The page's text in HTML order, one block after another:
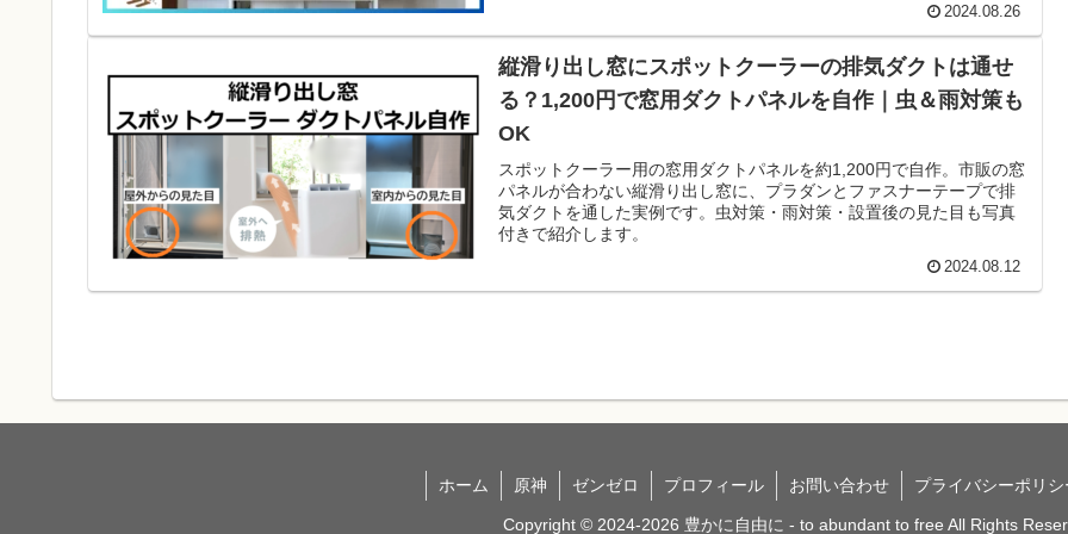
2024.08.26
縦滑り出し窓にスポットクーラーの排気ダクトは通せ
る？1,200円で窓用ダクトパネルを自作｜虫＆雨対策も
OK
スポットクーラー用の窓用ダクトパネルを約1,200円で自作。市販の窓
パネルが合わない縦滑り出し窓に、プラダンとファスナーテープで排
気ダクトを通した実例です。虫対策・雨対策・設置後の見た目も写真
付きで紹介します。
2024.08.12
ホーム 原神 ゼンゼロ プロフィール お問い合わせ プライバシーポリ
Copyright © 2024-2026 豊かに自由に - to abundant to free All Rights